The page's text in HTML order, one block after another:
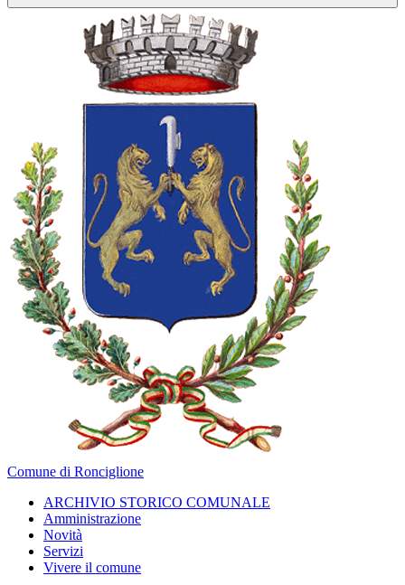
Comune di Ronciglione
ARCHIVIO STORICO COMUNALE
Amministrazione
Novità
Servizi
Vivere il comune